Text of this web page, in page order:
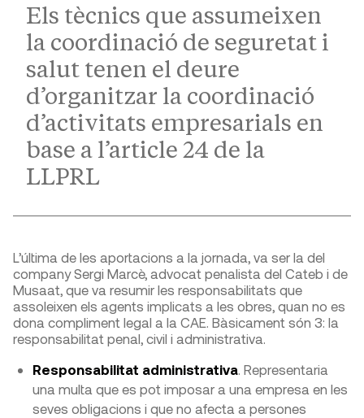
Els tècnics que assumeixen
la coordinació de seguretat i
salut tenen el deure
d’organitzar la coordinació
d’activitats empresarials en
base a l’article 24 de la
LLPRL
L’última de les aportacions a la jornada, va ser la del
company Sergi Marcè, advocat penalista del Cateb i de
Musaat, que va resumir les responsabilitats que
assoleixen els agents implicats a les obres, quan no es
dona compliment legal a la CAE. Bàsicament són 3: la
responsabilitat penal, civil i administrativa.
Responsabilitat administrativa . Representaria
una multa que es pot imposar a una empresa en les
seves obligacions i que no afecta a persones